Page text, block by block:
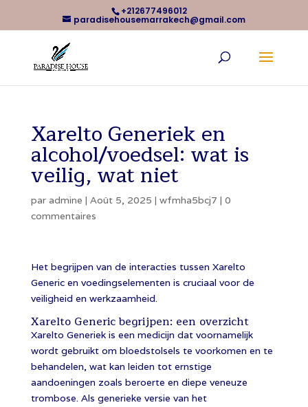
+212677496012
paradisehousemarrakech@gmail.com
Xarelto Generiek en
alcohol/voedsel: wat is
veilig, wat niet
par admine | Août 5, 2025 | wfmha5bcj7 | 0
commentaires
Het begrijpen van de interacties tussen Xarelto
Generic en voedingselementen is cruciaal voor de
veiligheid en werkzaamheid.
Xarelto Generic begrijpen: een overzicht
Xarelto Generiek is een medicijn dat voornamelijk
wordt gebruikt om bloedstolsels te voorkomen en te
behandelen, wat kan leiden tot ernstige
aandoeningen zoals beroerte en diepe veneuze
trombose. Als generieke versie van het